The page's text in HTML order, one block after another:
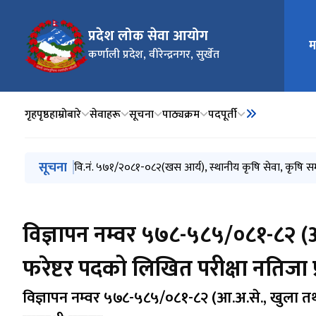
प्रदेश लोक सेवा आयोग
कर्णाली प्रदेश, वीरेन्द्रनगर, सुर्खेत
गृहपृष्ठहाम्रोबारे सेवाहरू सूचना पाठ्यक्रम पदपूर्ती
मुख्य नेभिगेसनमा जानुहोस्
सूचना वि.नं. ५४६/२०८१-०८२(खुला), प्रदेश वन सेवा, जनरल
वि.नं. ५७१/२०८१-०८२(खस आर्य), स्थानीय कृषि सेवा, कृषि
वि.नं. ३१६/२०८१-०८२(पि.क्षे. महिला), स्थानीय प्रशासन
वि.नं. ३१०/२०८१-०८२(खस आर्य महिला), स्थानीय प्रशासन
वि.नं. ३११/२०८१-०८२ (दलित), स्थानीय प्रशासन सेवा,
विज्ञापन नम्वर ५७८-५८५/०८१-
फरेष्टर पदको लिखित परीक्षा
विज्ञापन नम्वर ५७८-५८५/०८१-८२ (आ.अ.से., खुला